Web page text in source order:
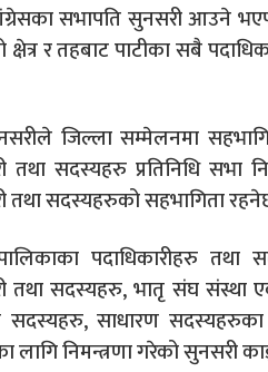
सभापति सुनसरी आउने
र तहबाट पाटीका सबै
जिल्ला सम्मेलनमा
तथा सदस्यहरु प्रतिनिधि सभा
तथा सदस्यहरुको सहभागिता
पदाधिकारीहरु
तथा सदस्यहरु, भातृ संघ
सदस्यहरु, साधारण
लागि निमन्त्रणा गरेको सुनसरी